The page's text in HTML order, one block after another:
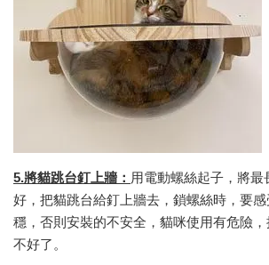
5.將貓跳台釘上牆： 用電動螺絲起子，將最
好，把貓跳台給釘上牆去，鎖螺絲時，要
穩，否則安裝的不安全，貓咪使用有危險
不好了。